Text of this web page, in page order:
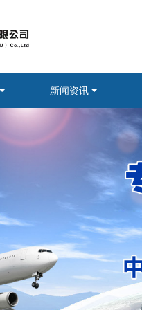
新闻资讯